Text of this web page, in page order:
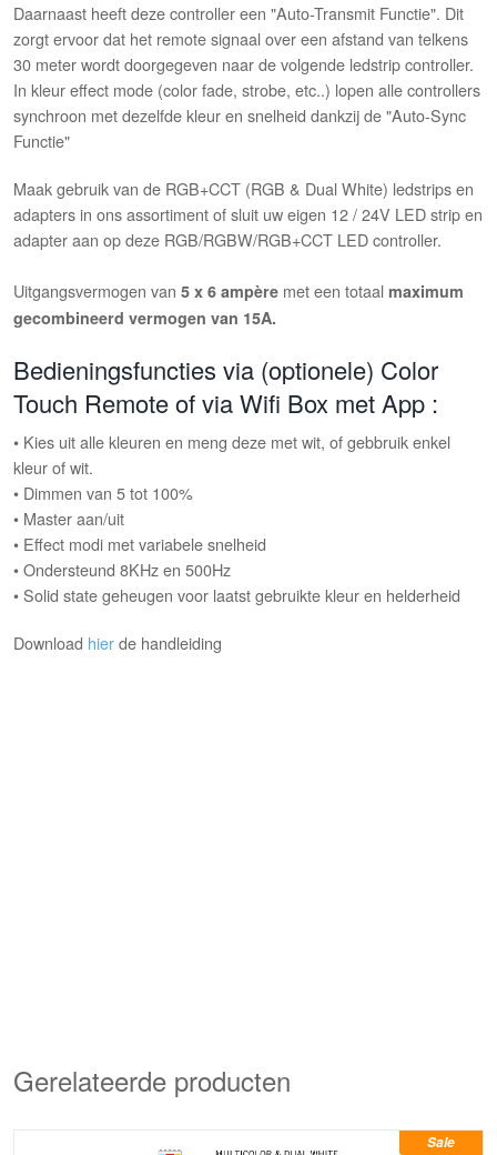
Daarnaast heeft deze controller een "Auto-Transmit Functie". Dit
zorgt ervoor dat het remote signaal over een afstand van telkens
30 meter wordt doorgegeven naar de volgende ledstrip controller.
In kleur effect mode (color fade, strobe, etc..) lopen alle controllers
synchroon met dezelfde kleur en snelheid dankzij de "Auto-Sync
Functie"
Maak gebruik van de RGB+CCT (RGB & Dual White) ledstrips en
adapters in ons assortiment of sluit uw eigen 12 / 24V LED strip en
adapter aan op deze RGB/RGBW/RGB+CCT LED controller.
Uitgangsvermogen van 5 x 6 ampère met een totaal maximum
gecombineerd vermogen van 15A.
Bedieningsfuncties via (optionele) Color
Touch Remote of via Wifi Box met App :
• Kies uit alle kleuren en meng deze met wit, of gebbruik enkel
kleur of wit.
• Dimmen van 5 tot 100%
• Master aan/uit
• Effect modi met variabele snelheid
• Ondersteund 8KHz en 500Hz
• Solid state geheugen voor laatst gebruikte kleur en helderheid
Download hierde handleiding
Gerelateerde producten
Sale